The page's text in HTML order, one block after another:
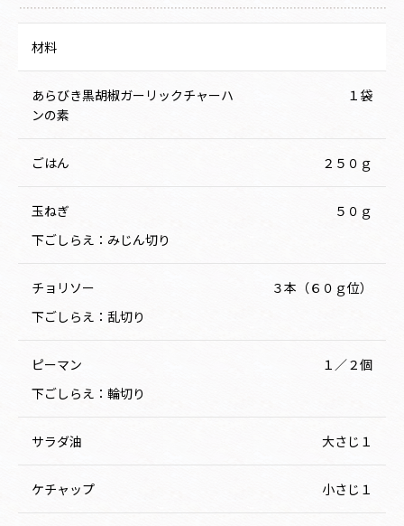
材料
あらびき黒胡椒ガーリックチャーハ
ンの素
１袋
ごはん ２５０ｇ
玉ねぎ
５０ｇ
下ごしらえ：みじん切り
チョリソー
３本（６０ｇ位）
下ごしらえ：乱切り
ピーマン
１／２個
下ごしらえ：輪切り
サラダ油 大さじ１
ケチャップ 小さじ１